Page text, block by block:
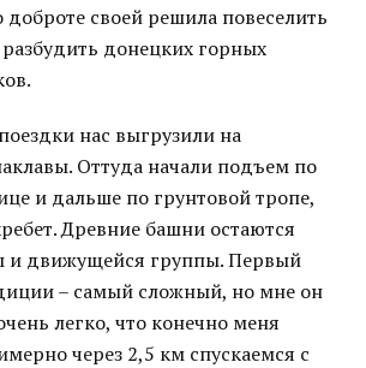
своей решила повеселить
донецких горных
нас выгрузили на
Оттуда начали подъем по
и дальше по грунтовой тропе,
Древние башни остаются
и движущейся группы. Первый
– самый сложный, но мне он
легко, что конечно меня
через 2,5 км спускаемся с